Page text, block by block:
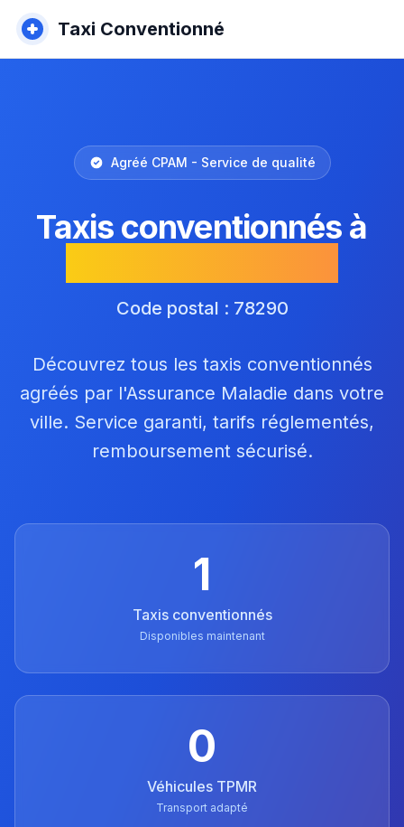
Taxi Conventionné
Agréé CPAM - Service de qualité
Taxis conventionnés à
Code postal : 78290
Découvrez tous les taxis conventionnés
agréés par l'Assurance Maladie dans votre
ville. Service garanti, tarifs réglementés,
remboursement sécurisé.
1
Taxis conventionnés
Disponibles maintenant
0
Véhicules TPMR
Transport adapté